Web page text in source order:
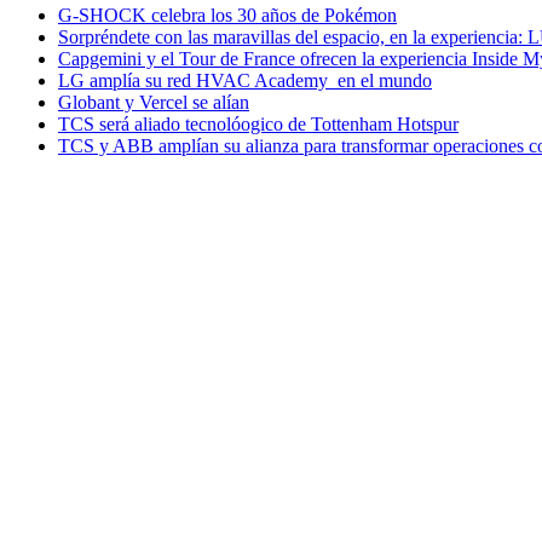
G-SHOCK celebra los 30 años de Pokémon
Sorpréndete con las maravillas del espacio, en la experiencia:
Capgemini y el Tour de France ofrecen la experiencia Inside
LG amplía su red HVAC Academy en el mundo
Globant y Vercel se alían
TCS será aliado tecnolóogico de Tottenham Hotspur
TCS y ABB amplían su alianza para transformar operaciones